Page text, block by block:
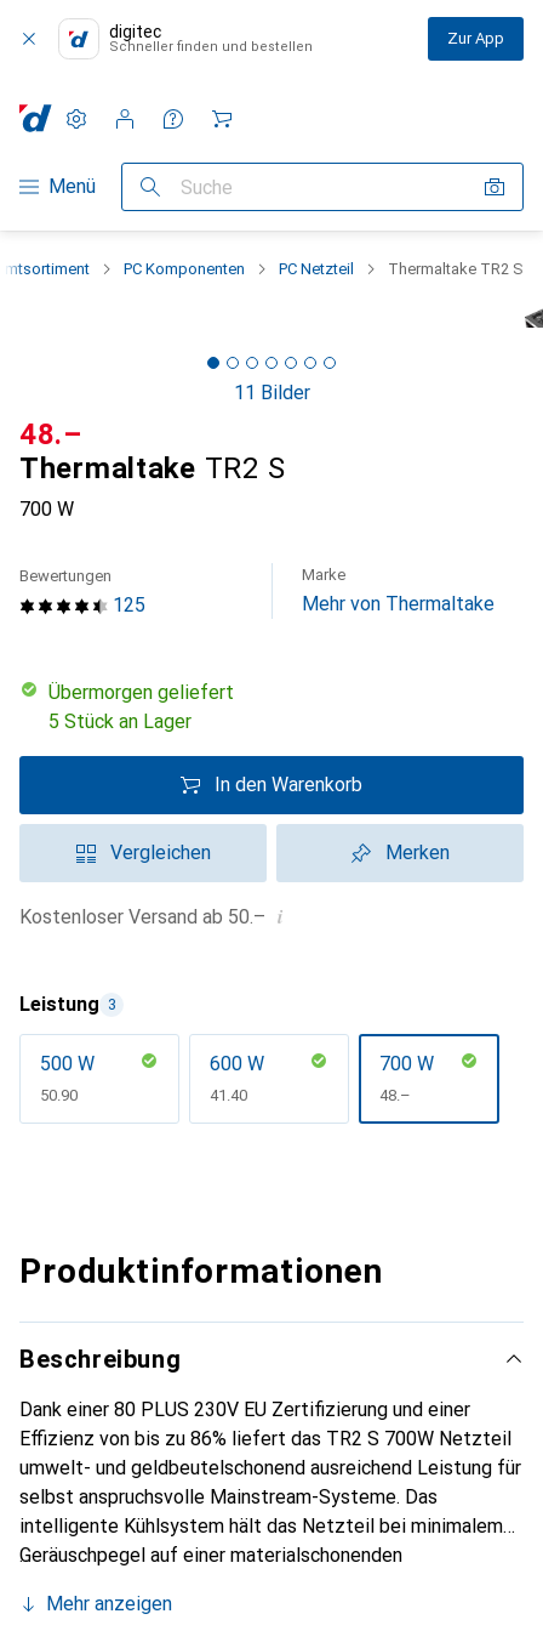
digitec
Schneller finden und bestellen Zur App
Navigation nach Kategorien
Menü Suche
Einstellungen
Kundenkonto
Vergleichslisten
Merklisten
Warenkorb
PC Komponenten PC Netzteil Thermaltake TR2 S
11 Bilder
Thermaltake TR2 S
700 W
CHF
48.–
125
Bewertungen Marke
Mehr von Thermaltake
übermorgen geliefert
5 Stück an Lager
In den Warenkorb
Vergleichen Merken
Kostenloser Versand ab 50.– i
Leistung 3
500 W
CHF
50.90
600 W
CHF
41.40
700 W
CHF
48.–
Produktinformationen
Beschreibung
Dank einer 80 PLUS 230V EU Zertifizierung und einer
Effizienz von bis zu 86% liefert das TR2 S 700W Netzteil
umwelt- und geldbeutelschonend ausreichend Leistung für
selbst anspruchsvolle Mainstream-Systeme. Das
intelligente Kühlsystem hält das Netzteil bei minimalem
Geräuschpegel auf einer materialschonenden
Stromversorgung für ununterbrochene Nutzung stellt eine
Mehr anzeigen